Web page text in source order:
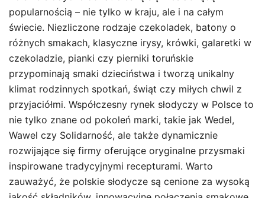
popularnością – nie tylko w kraju, ale i na całym
świecie. Niezliczone rodzaje czekoladek, batony o
różnych smakach, klasyczne irysy, krówki, galaretki w
czekoladzie, pianki czy pierniki toruńskie
przypominają smaki dzieciństwa i tworzą unikalny
klimat rodzinnych spotkań, świąt czy miłych chwil z
przyjaciółmi. Współczesny rynek słodyczy w Polsce to
nie tylko znane od pokoleń marki, takie jak Wedel,
Wawel czy Solidarność, ale także dynamicznie
rozwijające się firmy oferujące oryginalne przysmaki
inspirowane tradycyjnymi recepturami. Warto
zauważyć, że polskie słodycze są cenione za wysoką